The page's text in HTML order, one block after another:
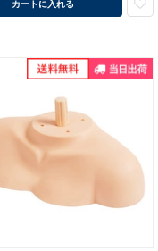
カートに入れる